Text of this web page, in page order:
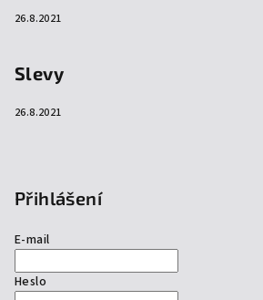
26.8.2021
Slevy
26.8.2021
Přihlášení
E-mail
Heslo